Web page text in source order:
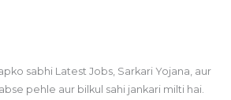
sabhi Latest Jobs, Sarkari Yojana, aur
pehle aur bilkul sahi jankari milti hai.